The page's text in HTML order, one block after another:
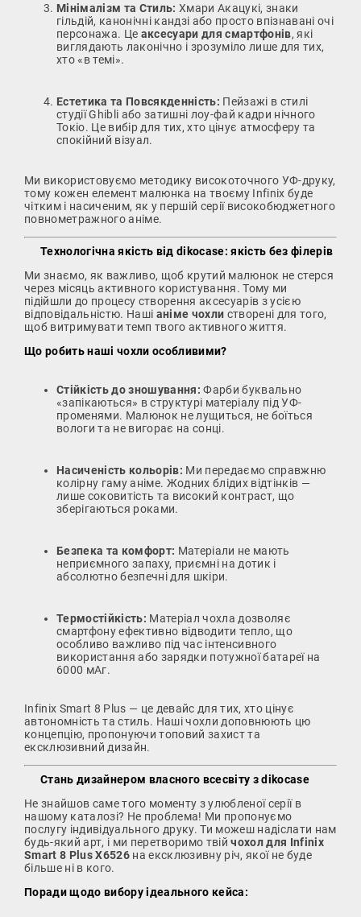
Мінімалізм та Стиль: Хмари Акацукі, знаки
гільдій, канонічні кандзі або просто впізнавані очі
персонажа. Це аксесуари для смартфонів, які
виглядають лаконічно і зрозуміло лише для тих,
хто «в темі».
Естетика та Повсякденність: Пейзажі в стилі
студії Ghibli або затишні лоу-фай кадри нічного
Токіо. Це вибір для тих, хто цінує атмосферу та
спокійний візуал.
Ми використовуємо методику високоточного УФ-друку,
тому кожен елемент малюнка на твоєму Infinix буде
чітким і насиченим, як у першій серії високобюджетного
повнометражного аніме.
Технологічна якість від dikocase: якість без філерів
Ми знаємо, як важливо, щоб крутий малюнок не стерся
через місяць активного користування. Тому ми
підійшли до процесу створення аксесуарів з усією
відповідальністю. Наші аніме чохли створені для того,
щоб витримувати темп твого активного життя.
Що робить наші чохли особливими?
Стійкість до зношування: Фарби буквально
«запікаються» в структурі матеріалу під УФ-
променями. Малюнок не лущиться, не боїться
вологи та не вигорає на сонці.
Насиченість кольорів: Ми передаємо справжню
колірну гаму аніме. Жодних блідих відтінків —
лише соковитість та високий контраст, що
зберігаються роками.
Безпека та комфорт: Матеріали не мають
неприємного запаху, приємні на дотик і
абсолютно безпечні для шкіри.
Термостійкість: Матеріал чохла дозволяє
смартфону ефективно відводити тепло, що
особливо важливо під час інтенсивного
використання або зарядки потужної батареї на
6000 мАг.
Infinix Smart 8 Plus — це девайс для тих, хто цінує
автономність та стиль. Наші чохли доповнюють цю
концепцію, пропонуючи топовий захист та
ексклюзивний дизайн.
Стань дизайнером власного всесвіту з dikocase
Не знайшов саме того моменту з улюбленої серії в
нашому каталозі? Не проблема! Ми пропонуємо
послугу індивідуального друку. Ти можеш надіслати нам
будь-який арт, і ми перетворимо твійчохол для Infinix
Smart 8 Plus X6526 на ексклюзивну річ, якої не буде
більше ні в кого.
Поради щодо вибору ідеального кейса: